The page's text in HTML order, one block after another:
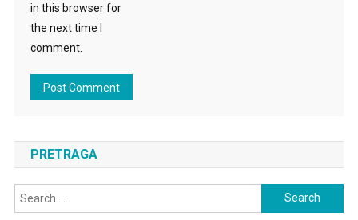
in this browser for
the next time I
comment.
PRETRAGA
Search
for: